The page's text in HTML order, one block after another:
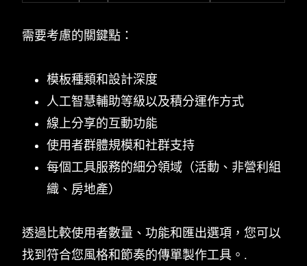
需要考慮的關鍵點：
模板種類和設計深度
人工智慧輔助等級以及積分運作方式
線上分享的互動功能
使用者群體規模和社群支持
每個工具服務的細分領域（活動、非營利組
織、房地產）
透過比較使用者數量、功能和匯出選項，您可以
找到符合您風格和節奏的傳單製作工具。.